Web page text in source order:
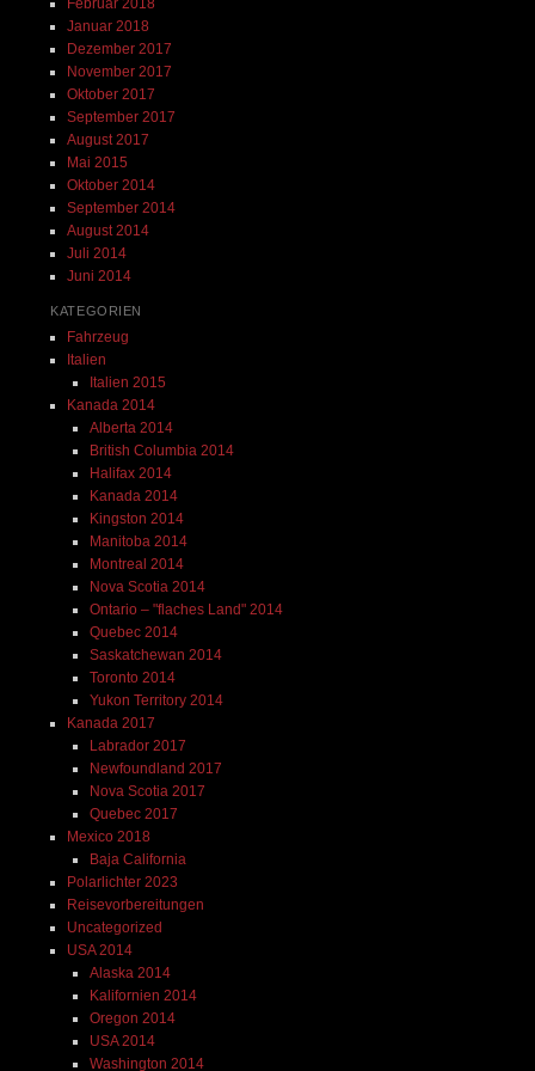
Januar 2018
Dezember 2017
November 2017
Oktober 2017
September 2017
August 2017
Mai 2015
Oktober 2014
September 2014
August 2014
Juli 2014
Juni 2014
KATEGORIEN
Fahrzeug
Italien
Italien 2015
Kanada 2014
Alberta 2014
British Columbia 2014
Halifax 2014
Kanada 2014
Kingston 2014
Manitoba 2014
Montreal 2014
Nova Scotia 2014
Ontario – "flaches Land" 2014
Quebec 2014
Saskatchewan 2014
Toronto 2014
Yukon Territory 2014
Kanada 2017
Labrador 2017
Newfoundland 2017
Nova Scotia 2017
Quebec 2017
Mexico 2018
Baja California
Polarlichter 2023
Reisevorbereitungen
Uncategorized
USA 2014
Alaska 2014
Kalifornien 2014
Oregon 2014
USA 2014
Washington 2014